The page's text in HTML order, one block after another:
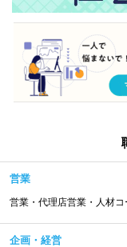
営業
営業・代理店営業・人材
企画・経営